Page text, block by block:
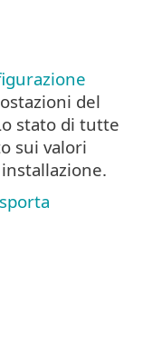
del
stato di tutte
sui valori